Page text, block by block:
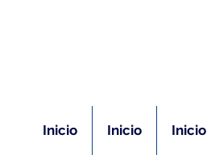
Inicio Inicio Inicio